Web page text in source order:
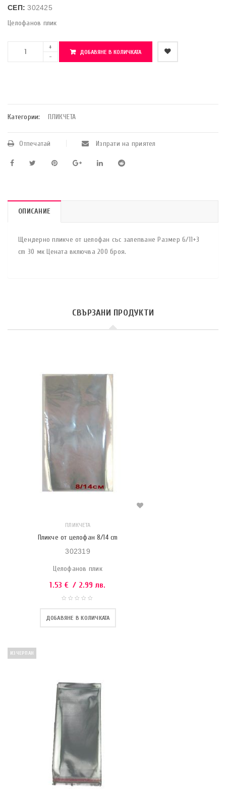
СЕП:302425
Целофанов плик
ДОБАВЯНЕ В КОЛИЧКАТА
Категории: ПЛИКЧЕТА
Отпечатай Изпрати на приятел
ОПИСАНИЕ
Щендерно пликче от целофан със залепване Размер 6/11+3
cm 30 мк Цената включва 200 броя.
СВЪРЗАНИ ПРОДУКТИ
ПЛИКЧЕТА
Пликче от целофан 8/14 cm
302319
Целофанов плик
1.53 € / 2.99 лв.
ДОБАВЯНЕ В КОЛИЧКАТА
ИЗЧЕРПАН